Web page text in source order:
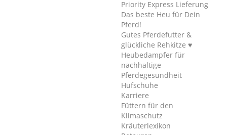
Priority Express Lieferung
Das beste Heu für Dein
Pferd!
Gutes Pferdefutter &
glückliche Rehkitze ♥
Heubedampfer für
nachhaltige
Pferdegesundheit
Hufschuhe
Karriere
Füttern für den
Klimaschutz
Kräuterlexikon